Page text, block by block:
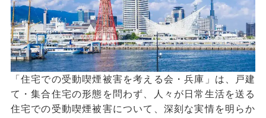
「住宅での受動喫煙被害を考える会・兵庫」は、戸建
て・集合住宅の形態を問わず、人々が日常生活を送る
住宅での受動喫煙被害について、深刻な実情を明らか